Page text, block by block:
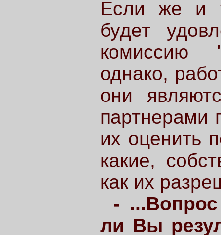
Если же и
будет
комиссию
однако,
они
партнерами
их оценить
какие,
как их
-
ли Вы